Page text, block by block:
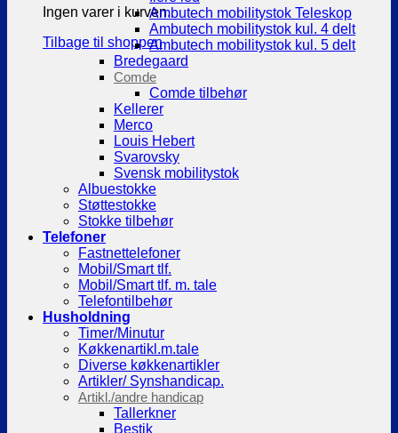
Ingen varer i kurven.
Tilbage til shoppen
Ambutech mobilitystok Teleskop
Ambutech mobilitystok kul. 4 delt
Ambutech mobilitystok kul. 5 delt
Bredegaard
Comde
Comde tilbehør
Kellerer
Merco
Louis Hebert
Svarovsky
Svensk mobilitystok
Albuestokke
Støttestokke
Stokke tilbehør
Telefoner
Fastnettelefoner
Mobil/Smart tlf.
Mobil/Smart tlf. m. tale
Telefontilbehør
Husholdning
Timer/Minutur
Køkkenartikl.m.tale
Diverse køkkenartikler
Artikler/ Synshandicap.
Artikl./andre handicap
Tallerkner
Bestik